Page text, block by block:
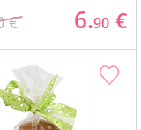
€ 6.90 €